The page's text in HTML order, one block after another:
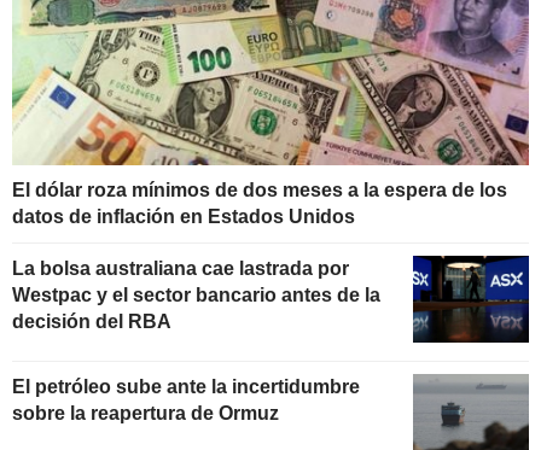
El dólar roza mínimos de dos meses a la espera de los
datos de inflación en Estados Unidos
La bolsa australiana cae lastrada por
Westpac y el sector bancario antes de la
decisión del RBA
El petróleo sube ante la incertidumbre
sobre la reapertura de Ormuz